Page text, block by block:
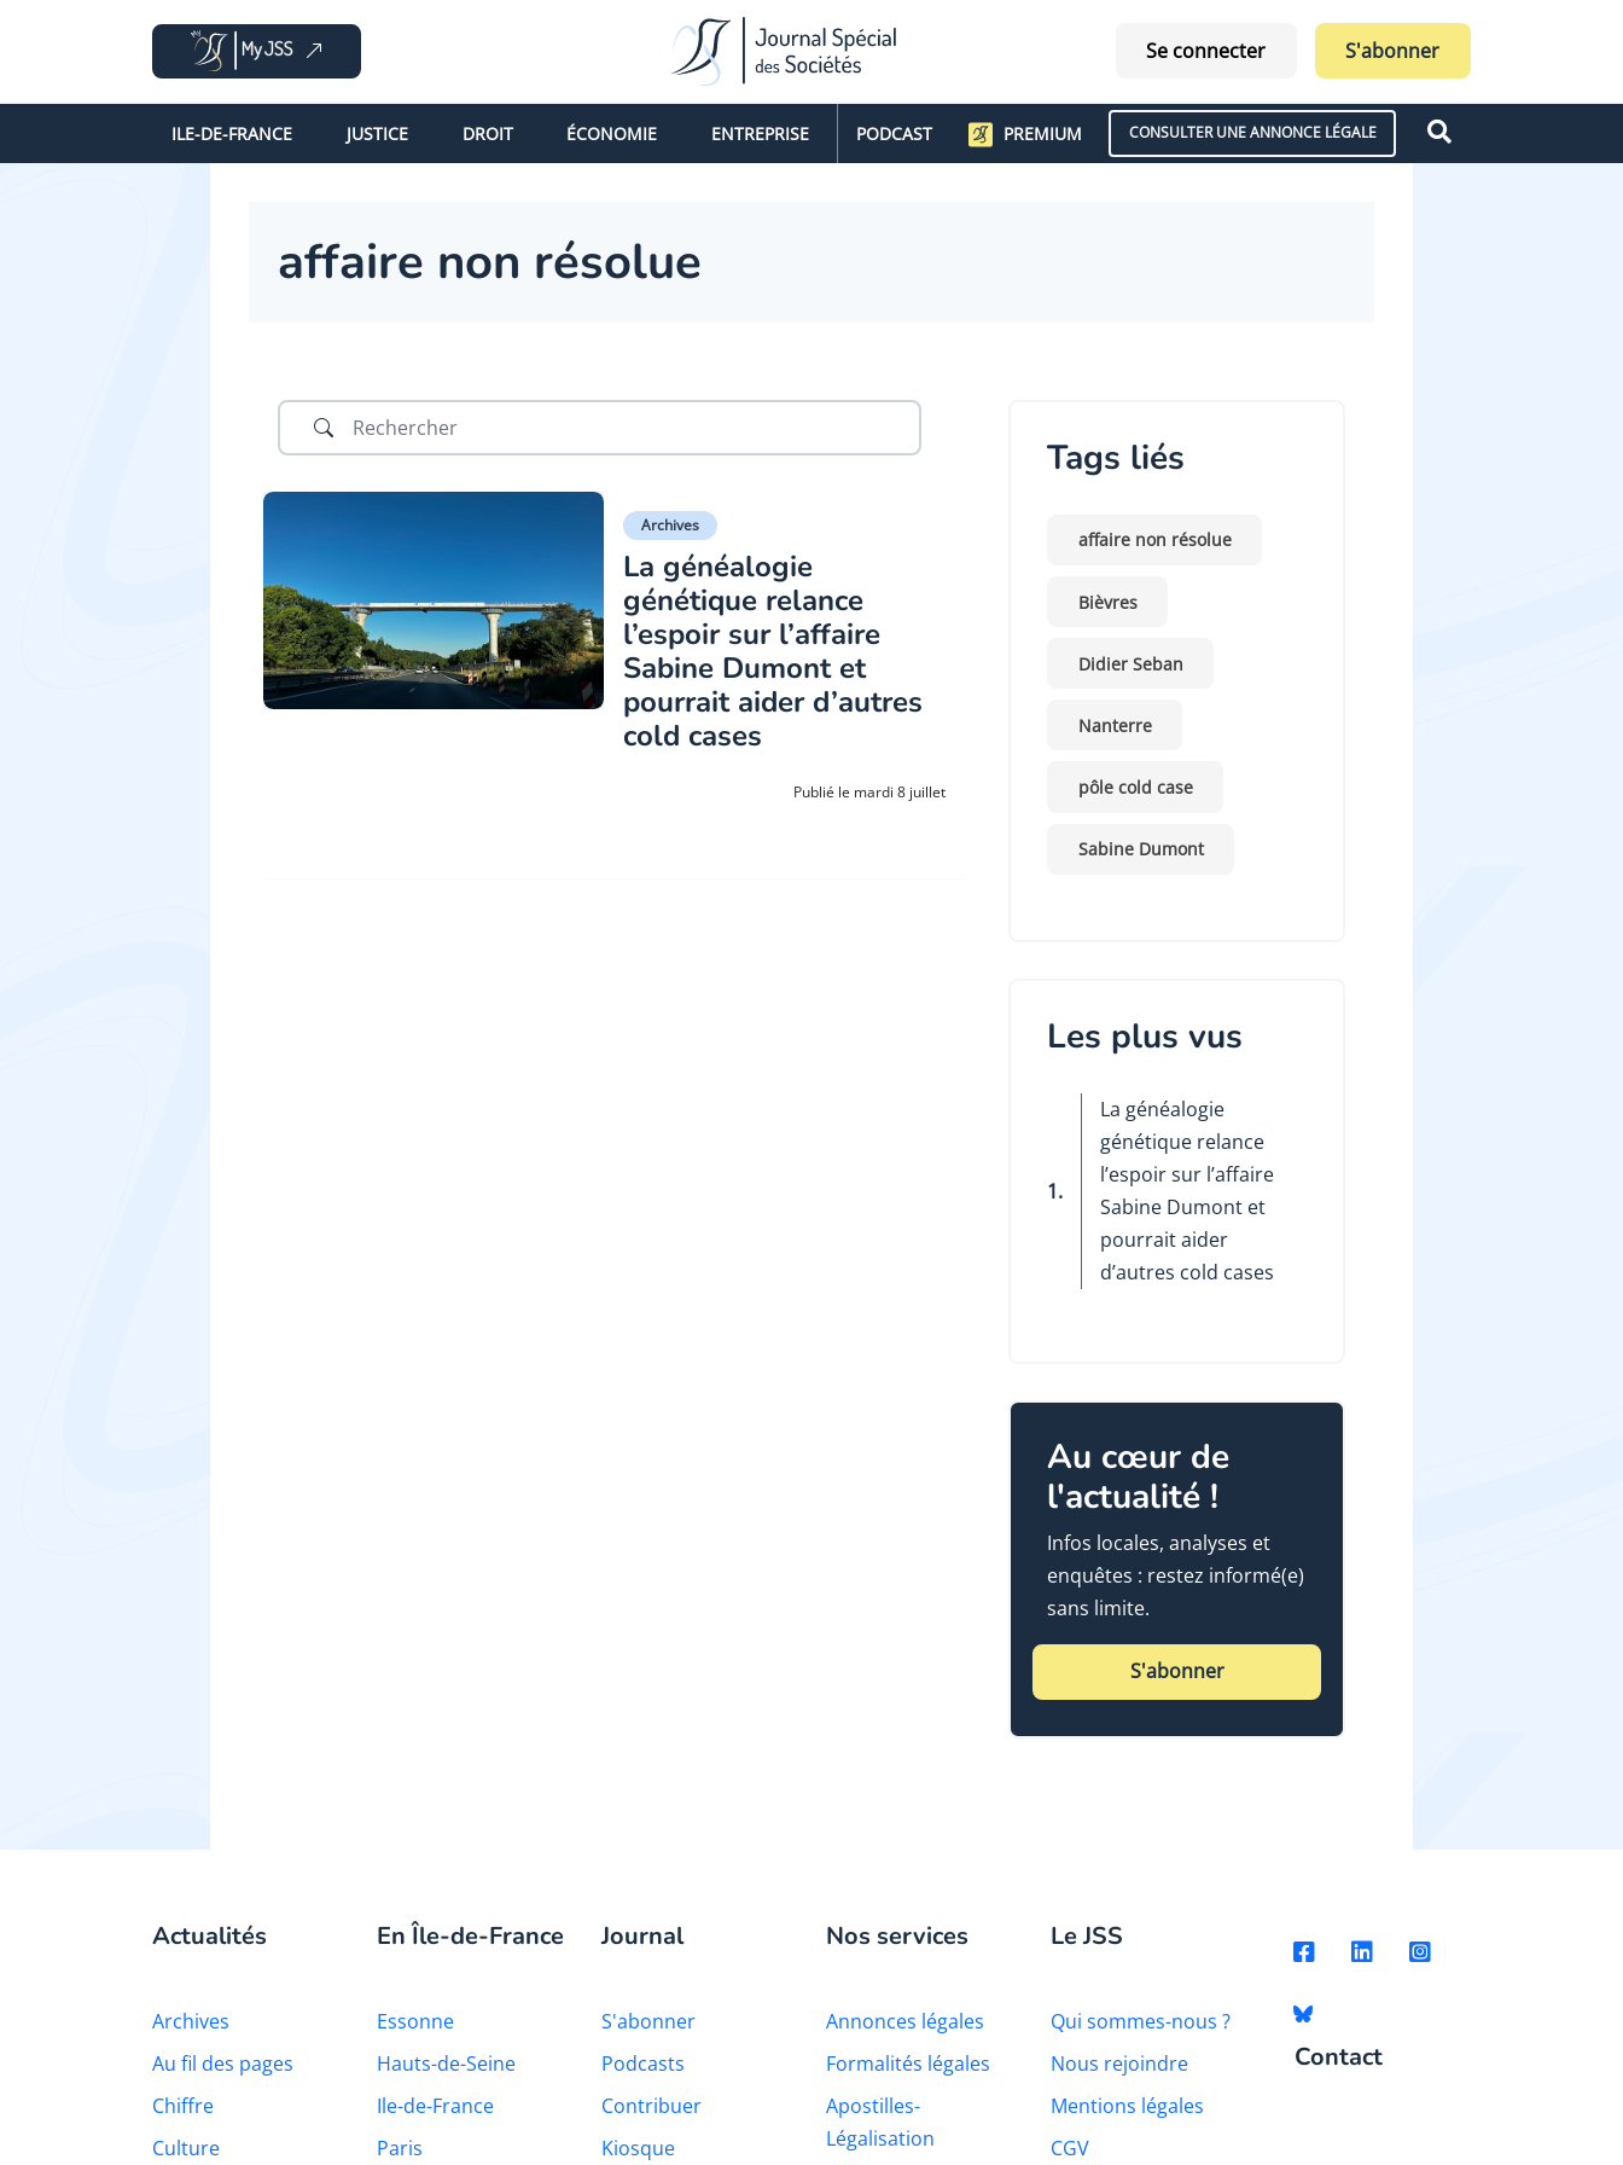
Se connecter S'abonner
ILE-DE-FRANCE JUSTICE DROIT ÉCONOMIE ENTREPRISE PODCAST PREMIUM CONSULTER UNE ANNONCE LÉGALE
affaire non résolue
Archives
La généalogie
génétique relance
l’espoir sur l’affaire
Sabine Dumont et
pourrait aider d’autres
cold cases
Publié le mardi 8 juillet
Tags liés
affaire non résolue
Bièvres
Didier Seban
Nanterre
pôle cold case
Sabine Dumont
Les plus vus
1.
La généalogie
génétique relance
l’espoir sur l’affaire
Sabine Dumont et
pourrait aider
d’autres cold cases
Au cœur de
l'actualité !
Infos locales, analyses et
enquêtes : restez informé(e)
sans limite.
S'abonner
Actualités
Archives
Au fil des pages
Chiffre
Culture
En Île-de-France
Essonne
Hauts-de-Seine
Ile-de-France
Paris
Journal
S'abonner
Podcasts
Contribuer
Kiosque
Nos services
Annonces légales
Formalités légales
Apostilles-
Légalisation
Le JSS
Qui sommes-nous ?
Nous rejoindre
Mentions légales
CGV
Contact